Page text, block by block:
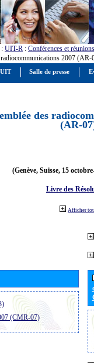
: UIT-R : Conférences et réunions
2007 (AR-
des
(AR-
(Genève, Suisse, 15
Livre des
Afficher
(CMR-07)
Salle de presse